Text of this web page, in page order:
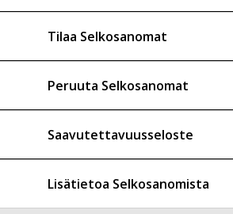
Tilaa Selkosanomat
Peruuta Selkosanomat
Saavutettavuusseloste
Lisätietoa Selkosanomista